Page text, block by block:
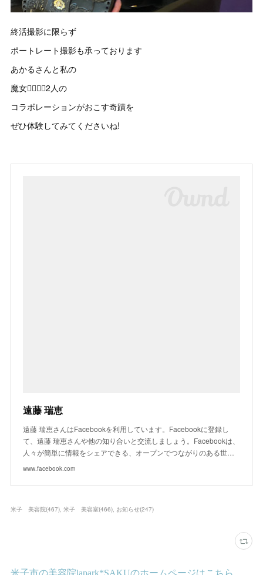
終活撮影に限らず
ポートレート撮影も承っております
あかるさんと私の
魔女🧙‍♀️🦹‍♀️2人の
コラボレーションがおこす奇蹟を
ぜひ体験してみてくださいね!
遠藤 瑞恵
遠藤 瑞恵さんはFacebookを利用しています。Facebookに登録し
て、遠藤 瑞恵さんや他の知り合いと交流しましょう。Facebookは、
人々が簡単に情報をシェアできる、オープンでつながりのある世…
www.facebook.com
米子 美容院(467) 米子 美容室(466) お知らせ(247)